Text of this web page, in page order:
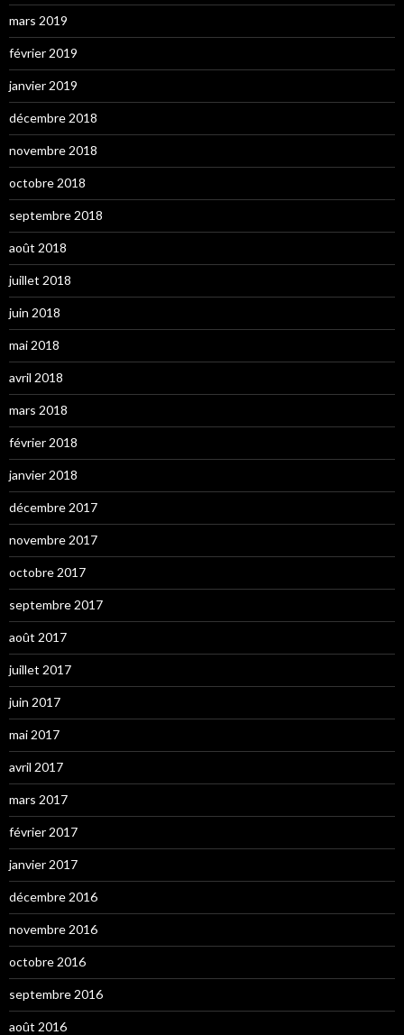
mars 2019
février 2019
janvier 2019
décembre 2018
novembre 2018
octobre 2018
septembre 2018
août 2018
juillet 2018
juin 2018
mai 2018
avril 2018
mars 2018
février 2018
janvier 2018
décembre 2017
novembre 2017
octobre 2017
septembre 2017
août 2017
juillet 2017
juin 2017
mai 2017
avril 2017
mars 2017
février 2017
janvier 2017
décembre 2016
novembre 2016
octobre 2016
septembre 2016
août 2016